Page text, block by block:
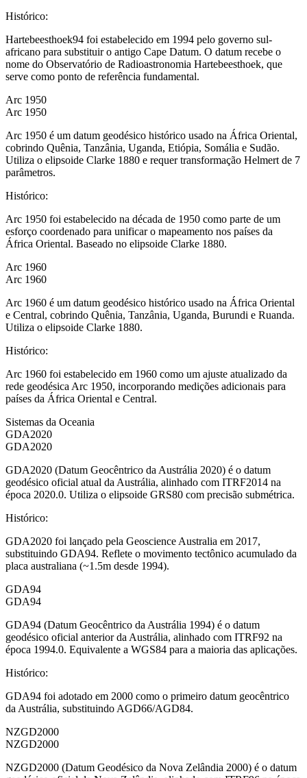
Histórico:
Hartebeesthoek94 foi estabelecido em 1994 pelo governo sul-
africano para substituir o antigo Cape Datum. O datum recebe o
nome do Observatório de Radioastronomia Hartebeesthoek, que
serve como ponto de referência fundamental.
Arc 1950
Arc 1950
Arc 1950 é um datum geodésico histórico usado na África Oriental,
cobrindo Quênia, Tanzânia, Uganda, Etiópia, Somália e Sudão.
Utiliza o elipsoide Clarke 1880 e requer transformação Helmert de 7
parâmetros.
Histórico:
Arc 1950 foi estabelecido na década de 1950 como parte de um
esforço coordenado para unificar o mapeamento nos países da
África Oriental. Baseado no elipsoide Clarke 1880.
Arc 1960
Arc 1960
Arc 1960 é um datum geodésico histórico usado na África Oriental
e Central, cobrindo Quênia, Tanzânia, Uganda, Burundi e Ruanda.
Utiliza o elipsoide Clarke 1880.
Histórico:
Arc 1960 foi estabelecido em 1960 como um ajuste atualizado da
rede geodésica Arc 1950, incorporando medições adicionais para
países da África Oriental e Central.
Sistemas da Oceania
GDA2020
GDA2020
GDA2020 (Datum Geocêntrico da Austrália 2020) é o datum
geodésico oficial atual da Austrália, alinhado com ITRF2014 na
época 2020.0. Utiliza o elipsoide GRS80 com precisão submétrica.
Histórico:
GDA2020 foi lançado pela Geoscience Australia em 2017,
substituindo GDA94. Reflete o movimento tectônico acumulado da
placa australiana (~1.5m desde 1994).
GDA94
GDA94
GDA94 (Datum Geocêntrico da Austrália 1994) é o datum
geodésico oficial anterior da Austrália, alinhado com ITRF92 na
época 1994.0. Equivalente a WGS84 para a maioria das aplicações.
Histórico:
GDA94 foi adotado em 2000 como o primeiro datum geocêntrico
da Austrália, substituindo AGD66/AGD84.
NZGD2000
NZGD2000
NZGD2000 (Datum Geodésico da Nova Zelândia 2000) é o datum